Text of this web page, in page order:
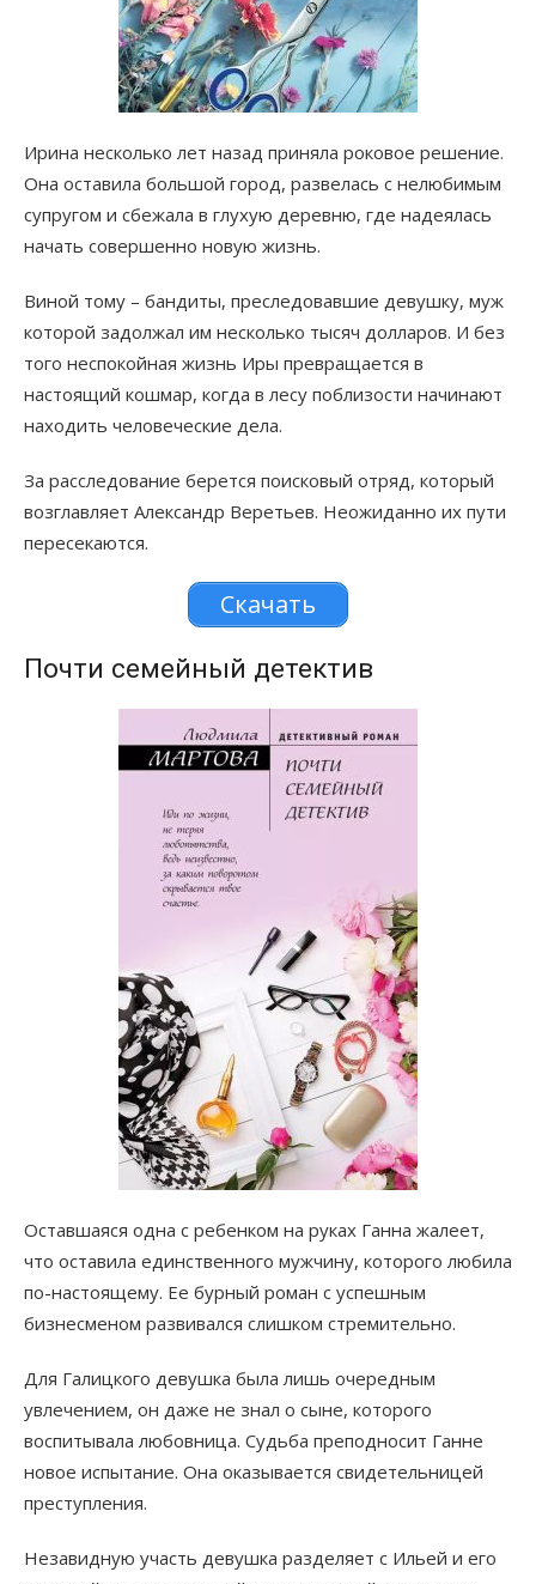
Ирина несколько лет назад приняла роковое решение.
Она оставила большой город, развелась с нелюбимым
супругом и сбежала в глухую деревню, где надеялась
начать совершенно новую жизнь.
Виной тому – бандиты, преследовавшие девушку, муж
которой задолжал им несколько тысяч долларов. И без
того неспокойная жизнь Иры превращается в
настоящий кошмар, когда в лесу поблизости начинают
находить человеческие дела.
За расследование берется поисковый отряд, который
возглавляет Александр Веретьев. Неожиданно их пути
пересекаются.
Скачать
Почти семейный детектив
Оставшаяся одна с ребенком на руках Ганна жалеет,
что оставила единственного мужчину, которого любила
по-настоящему. Ее бурный роман с успешным
бизнесменом развивался слишком стремительно.
Для Галицкого девушка была лишь очередным
увлечением, он даже не знал о сыне, которого
воспитывала любовница. Судьба преподносит Ганне
новое испытание. Она оказывается свидетельницей
преступления.
Незавидную участь девушка разделяет с Ильей и его